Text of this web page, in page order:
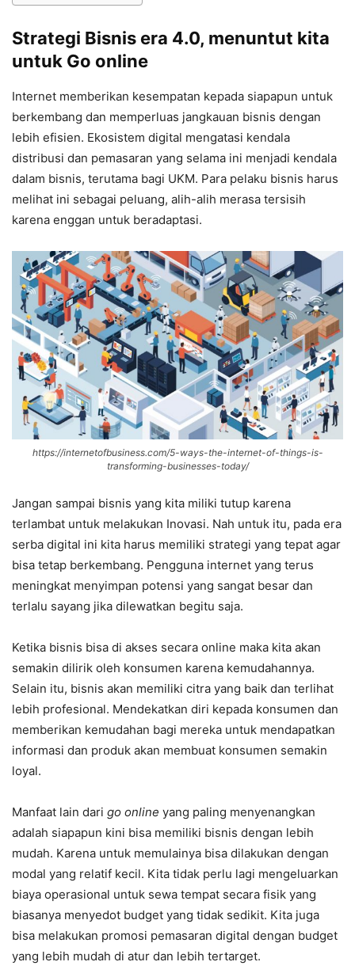
Strategi Bisnis era 4.0, menuntut kita
untuk Go online
Internet memberikan kesempatan kepada siapapun untuk
berkembang dan memperluas jangkauan bisnis dengan
lebih efisien. Ekosistem digital mengatasi kendala
distribusi dan pemasaran yang selama ini menjadi kendala
dalam bisnis, terutama bagi UKM. Para pelaku bisnis harus
melihat ini sebagai peluang, alih-alih merasa tersisih
karena enggan untuk beradaptasi.
https://internetofbusiness.com/5-ways-the-internet-of-things-is-
transforming-businesses-today/
Jangan sampai bisnis yang kita miliki tutup karena
terlambat untuk melakukan Inovasi. Nah untuk itu, pada era
serba digital ini kita harus memiliki strategi yang tepat agar
bisa tetap berkembang. Pengguna internet yang terus
meningkat menyimpan potensi yang sangat besar dan
terlalu sayang jika dilewatkan begitu saja.
Ketika bisnis bisa di akses secara online maka kita akan
semakin dilirik oleh konsumen karena kemudahannya.
Selain itu, bisnis akan memiliki citra yang baik dan terlihat
lebih profesional. Mendekatkan diri kepada konsumen dan
memberikan kemudahan bagi mereka untuk mendapatkan
informasi dan produk akan membuat konsumen semakin
loyal.
Manfaat lain dari go online yang paling menyenangkan
adalah siapapun kini bisa memiliki bisnis dengan lebih
mudah. Karena untuk memulainya bisa dilakukan dengan
modal yang relatif kecil. Kita tidak perlu lagi mengeluarkan
biaya operasional untuk sewa tempat secara fisik yang
biasanya menyedot budget yang tidak sedikit. Kita juga
bisa melakukan promosi pemasaran digital dengan budget
yang lebih mudah di atur dan lebih tertarget.